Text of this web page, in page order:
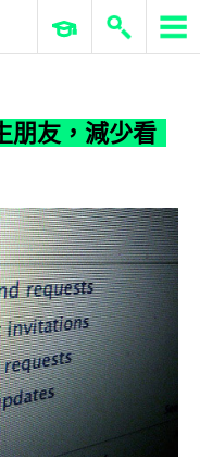
ERP 與商業 AI
朋友，減少看